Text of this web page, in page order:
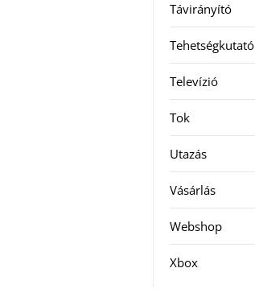
Távirányító
Tehetségkutató
Televízió
Tok
Utazás
Vásárlás
Webshop
Xbox